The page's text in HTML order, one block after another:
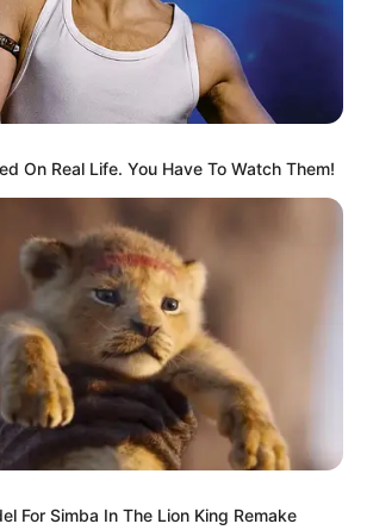
Belanjaan
Thailand
10 Pose Lucu
Ketawa
On Real Life. You Have To Watch Them!
For Simba In The Lion King Remake